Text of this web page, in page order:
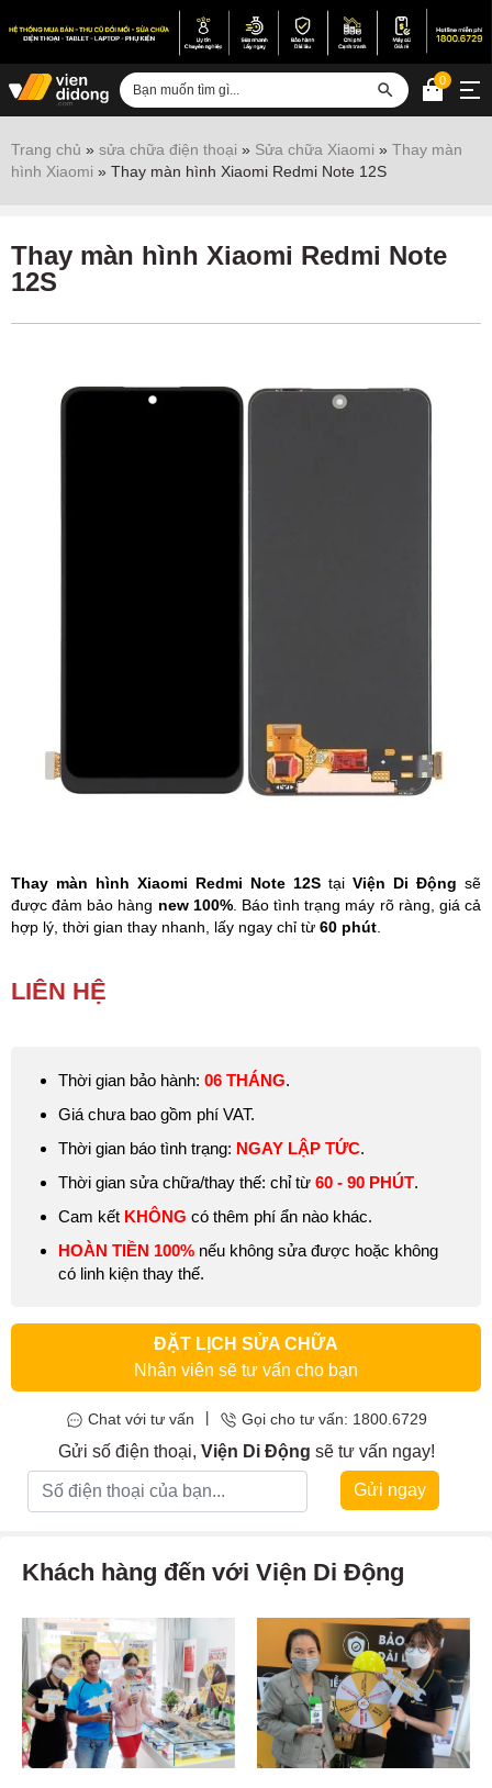
Sửa iPhone
Sửa Vertu
Sửa Laptop
Tin công nghệ
Đặt lịch ngay
0
Trang chủ » sửa chữa điện thoại » Sửa chữa Xiaomi » Thay màn
hình Xiaomi » Thay màn hình Xiaomi Redmi Note 12S
Thay màn hình Xiaomi Redmi Note
12S
Thay màn hình Xiaomi Redmi Note 12S tại Viện Di Động sẽ
được đảm bảo hàng new 100%. Báo tình trạng máy rõ ràng, giá cả
hợp lý, thời gian thay nhanh, lấy ngay chỉ từ 60 phút
hình bị sọc, đốm loang màu,… Đó là dấu hiệu bạn cần phải
màn hình Xiaomi Redmi
LIÊN HỆ
Thời gian bảo hành: 06 THÁNG.
Giá chưa bao gồm phí VAT.
Thời gian báo tình trạng: NGAY LẬP TỨC.
Thời gian sửa chữa/thay thế: chỉ từ 60 - 90 PHÚT.
Cam kết KHÔNG có thêm phí ẩn nào khác.
HOÀN TIỀN 100% nếu không sửa được hoặc không
có linh kiện thay thế.
ĐẶT LỊCH SỬA CHỮA
Nhân viên sẽ tư vấn cho bạn
Chat với tư vấn Gọi cho tư vấn: 1800.6729
Gửi số điện thoại, Viện Di Động sẽ tư vấn ngay!
Gửi ngay
Khách hàng đến với Viện Di Động